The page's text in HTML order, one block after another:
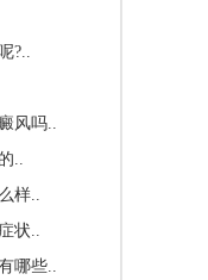
?..
风吗..
..
样..
状..
哪些..